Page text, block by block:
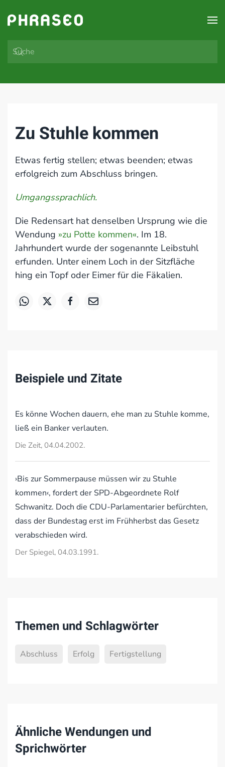
Zum Hauptinhalt springen
Zu Stuhle kommen
Etwas fertig stellen; etwas beenden; etwas
erfolgreich zum Abschluss bringen.
Umgangssprachlich.
Die Redensart hat denselben Ursprung wie die
Wendung »zu Potte kommen«. Im 18.
Jahrhundert wurde der sogenannte Leibstuhl
erfunden. Unter einem Loch in der Sitzfläche
hing ein Topf oder Eimer für die Fäkalien.
Beispiele und Zitate
Es könne Wochen dauern, ehe man zu Stuhle komme,
ließ ein Banker verlauten.
Die Zeit, 04.04.2002.
›Bis zur Sommerpause müssen wir zu Stuhle
kommen‹, fordert der SPD-Abgeordnete Rolf
Schwanitz. Doch die CDU-Parlamentarier befürchten,
dass der Bundestag erst im Frühherbst das Gesetz
verabschieden wird.
Der Spiegel, 04.03.1991.
Themen und Schlagwörter
Abschluss Erfolg Fertigstellung
Ähnliche Wendungen und
Sprichwörter